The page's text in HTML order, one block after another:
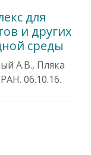
для
и других
среды
А.В., Пляка
06.10.16.